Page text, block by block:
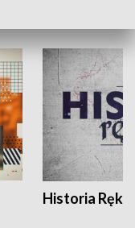
Historia Ręką